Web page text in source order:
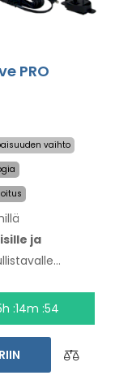
PRO
vaihto
ja
pitkäksi
ja käsien
(kaikki
:14m :53